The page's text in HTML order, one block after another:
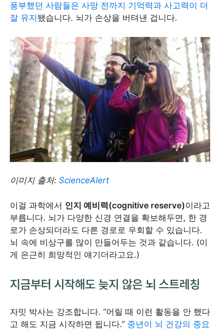
풍부했던 사람들은 사망 전까지 기억력과 사고력이 더
잘 유지 됐습니다. 뇌가 손상을 버텨낸 겁니다.
이미지 출처: ScienceAlert
이걸 과학에서 인지 예비력(cognitive reserve)이라고
부릅니다. 뇌가 다양한 신경 연결을 확보해두면, 한 경
로가 손상되더라도 다른 경로로 우회할 수 있습니다.
뇌 속에 비상구를 많이 만들어두는 것과 같습니다. (이
게 은근히 희망적인 얘기더라고요.)
지금부터 시작해도 늦지 않은 뇌 스트레칭
자밋 박사는 강조합니다. “어릴 때 이런 활동을 안 했다
고 해도 지금 시작하면 됩니다.” 중년이 뇌 건강의 중요